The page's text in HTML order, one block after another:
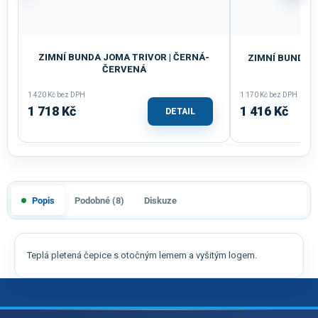
ZIMNÍ BUNDA JOMA TRIVOR | ČERNÁ-
ČERVENÁ
1 420 Kč bez DPH
1 718 Kč DETAIL
ZIMNÍ BUNDA
1 170 Kč bez DPH
1 416 Kč
Popis Podobné (8) Diskuze
Teplá pletená čepice s otočným lemem a vyšitým logem.